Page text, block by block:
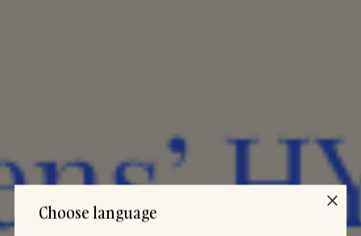
Choose language